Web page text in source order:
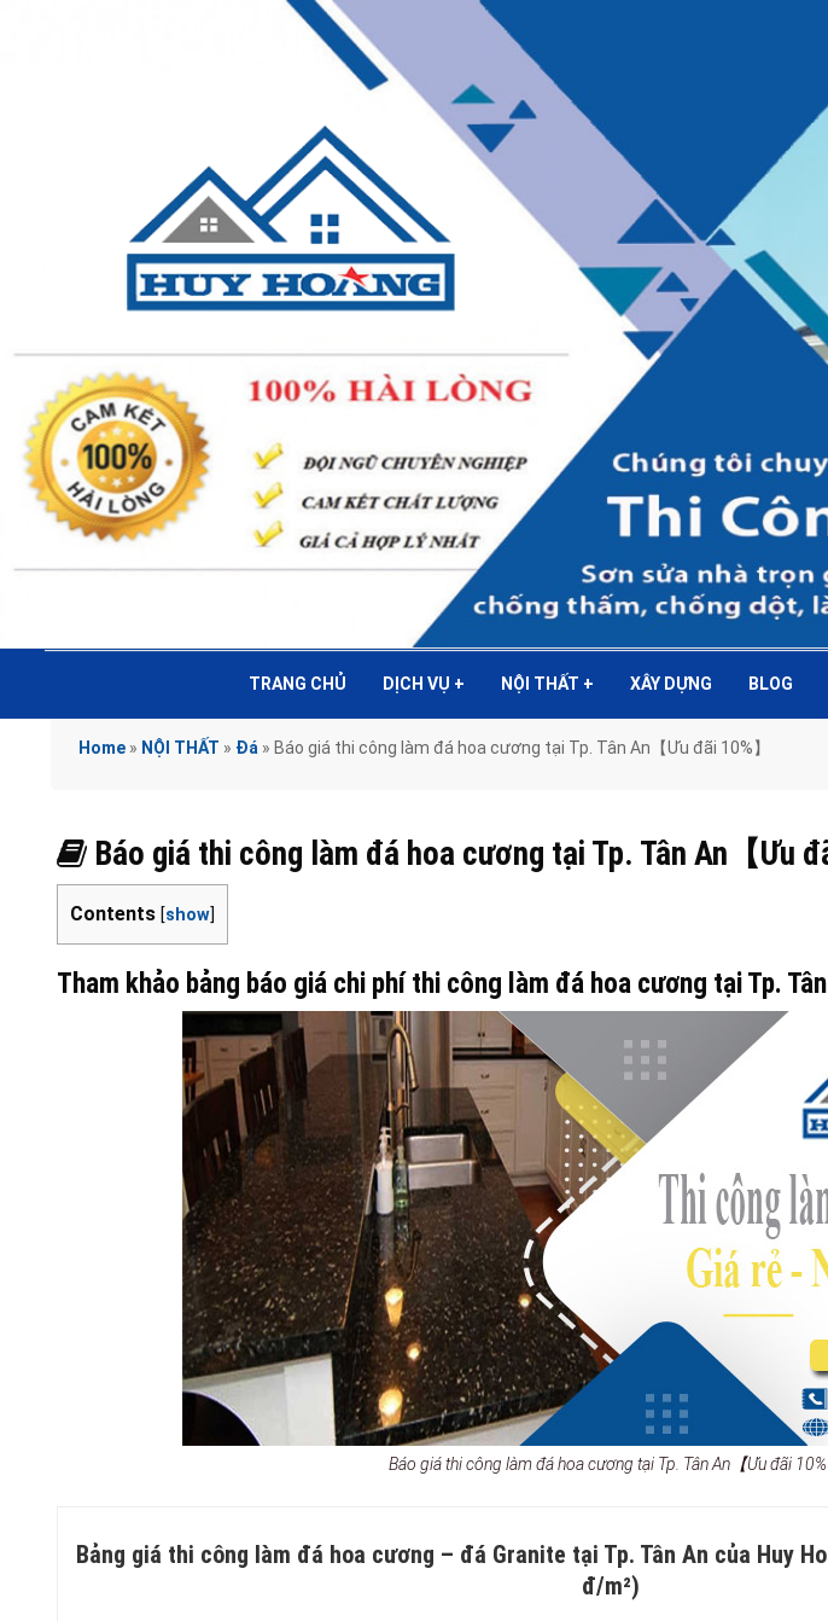
TRANG CHỦ DỊCH VỤ + NỘI THẤT + XÂY DỰNG BLOG
Home » NỘI THẤT » Đá » Báo giá thi công làm đá hoa cương tại Tp. Tân An【Ưu đãi 10%】
Báo giá thi công làm đá hoa cương tại Tp. Tân An【Ưu
Contents [show]
Tham khảo bảng báo giá chi phí thi công làm đá hoa cương tại Tp.
Báo giá thi công làm đá hoa cương tại Tp. Tân An【Ưu đãi 10%
Bảng giá thi công làm đá hoa cương – đá Granite tại Tp. Tân An của Huy
đ/m²)